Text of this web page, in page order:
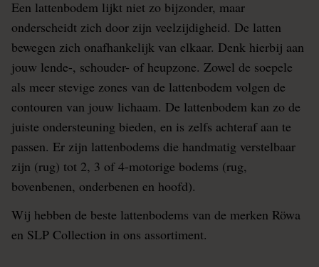
Een lattenbodem lijkt niet zo bijzonder, maar
onderscheidt zich door zijn veelzijdigheid. De latten
bewegen zich onafhankelijk van elkaar. Denk hierbij aan
jouw lende-, schouder- of heupzone. Zowel de soepele
als meer stevige zones van de lattenbodem volgen de
contouren van jouw lichaam. De lattenbodem kan zo de
juiste ondersteuning bieden, en is zelfs achteraf aan te
passen. Er zijn lattenbodems die handmatig verstelbaar
zijn (rug) tot 2, 3 of 4-motorige bodems (rug,
bovenbenen, onderbenen en hoofd).
Wij hebben de beste lattenbodems van de merken Röwa
en SLP Collection in ons assortiment.